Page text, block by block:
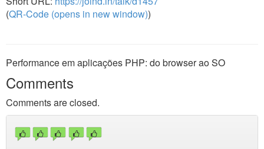
(QR-Code (opens in new window))
Performance em aplicações PHP: do browser ao SO
Comments
Comments are closed.